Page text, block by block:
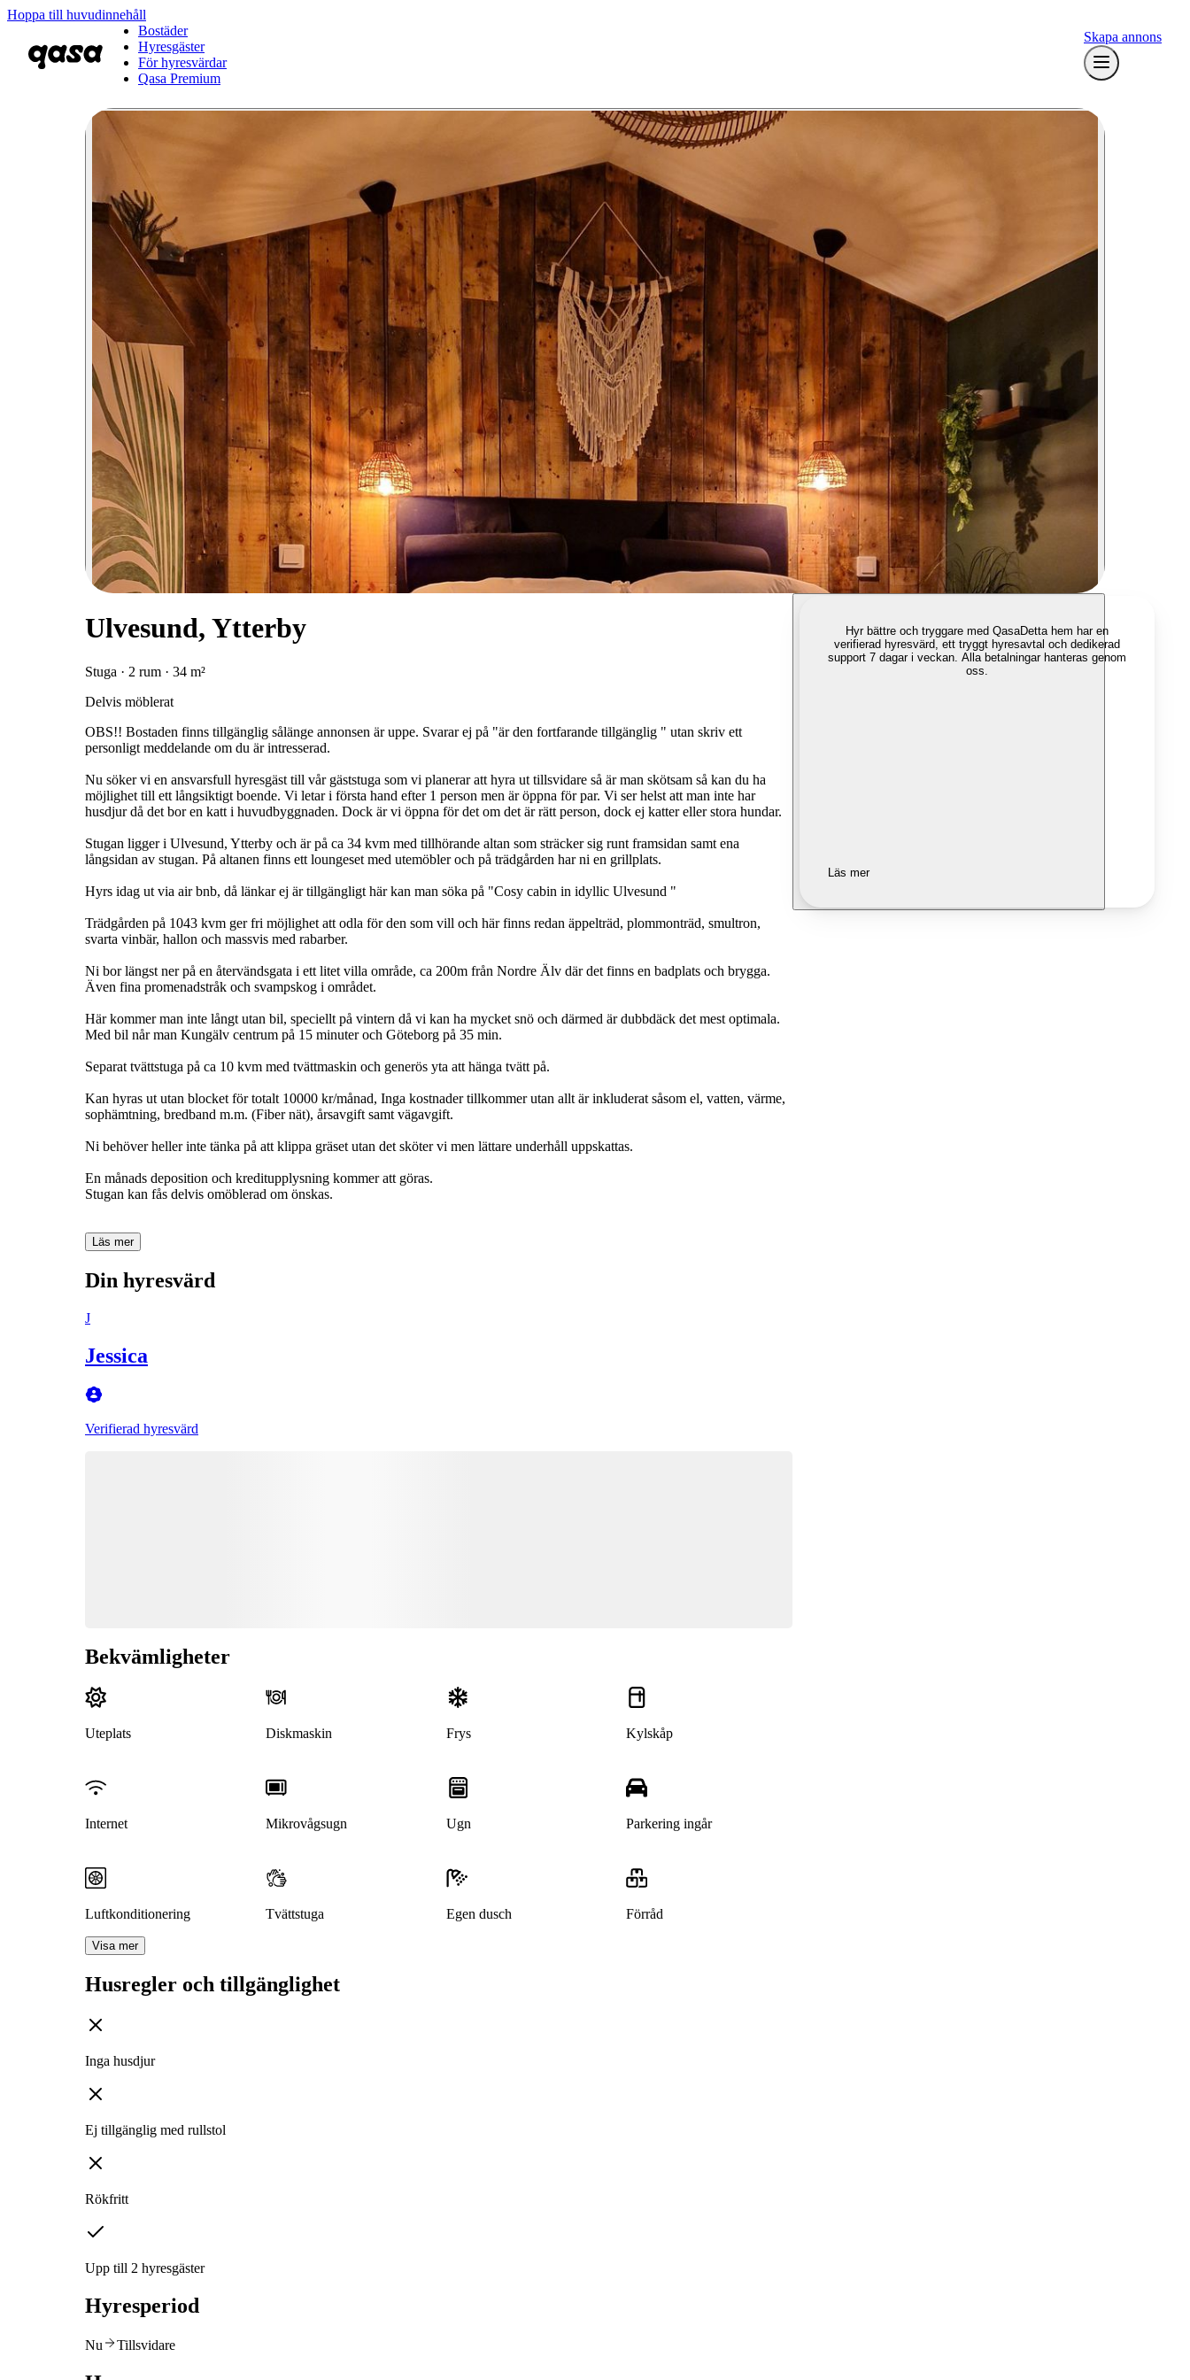
Hoppa till huvudinnehåll
Bostäder
Hyresgäster
För hyresvärdar
Qasa Premium
Skapa annons
Ulvesund, Ytterby
Stuga · 2 rum · 34 m²
Delvis möblerat
OBS!! Bostaden finns tillgänglig sålänge annonsen är uppe. Svarar ej på "är den fortfarande tillgänglig " utan skriv ett
personligt meddelande om du är intresserad.
Nu söker vi en ansvarsfull hyresgäst till vår gäststuga som vi planerar att hyra ut tillsvidare så är man skötsam så kan du ha
möjlighet till ett långsiktigt boende. Vi letar i första hand efter 1 person men är öppna för par. Vi ser helst att man inte har
husdjur då det bor en katt i huvudbyggnaden. Dock är vi öppna för det om det är rätt person, dock ej katter eller stora hundar.
Stugan ligger i Ulvesund, Ytterby och är på ca 34 kvm med tillhörande altan som sträcker sig runt framsidan samt ena
långsidan av stugan. På altanen finns ett loungeset med utemöbler och på trädgården har ni en grillplats.
Hyrs idag ut via air bnb, då länkar ej är tillgängligt här kan man söka på "Cosy cabin in idyllic Ulvesund "
Trädgården på 1043 kvm ger fri möjlighet att odla för den som vill och här finns redan äppelträd, plommonträd, smultron,
svarta vinbär, hallon och massvis med rabarber.
Ni bor längst ner på en återvändsgata i ett litet villa område, ca 200m från Nordre Älv där det finns en badplats och brygga.
Även fina promenadstråk och svampskog i området.
Här kommer man inte långt utan bil, speciellt på vintern då vi kan ha mycket snö och därmed är dubbdäck det mest optimala.
Med bil når man Kungälv centrum på 15 minuter och Göteborg på 35 min.
Separat tvättstuga på ca 10 kvm med tvättmaskin och generös yta att hänga tvätt på.
Kan hyras ut utan blocket för totalt 10000 kr/månad, Inga kostnader tillkommer utan allt är inkluderat såsom el, vatten, värme,
sophämtning, bredband m.m. (Fiber nät), årsavgift samt vägavgift.
Ni behöver heller inte tänka på att klippa gräset utan det sköter vi men lättare underhåll uppskattas.
En månads deposition och kreditupplysning kommer att göras.
Stugan kan fås delvis omöblerad om önskas.
Läs mer
Din hyresvärd
J
Jessica
Verifierad hyresvärd
Bekvämligheter
Uteplats Diskmaskin Frys Kylskåp
Internet Mikrovågsugn Ugn Parkering ingår
Luftkonditionering Tvättstuga Egen dusch Förråd
Visa mer
Husregler och tillgänglighet
Inga husdjur
Ej tillgänglig med rullstol
Rökfritt
Upp till 2 hyresgäster
Hyresperiod
Nu Tillsvidare
Hyr bättre och tryggare med QasaDetta hem har en
verifierad hyresvärd, ett tryggt hyresavtal och dedikerad
support 7 dagar i veckan. Alla betalningar hanteras genom
oss.
Läs mer